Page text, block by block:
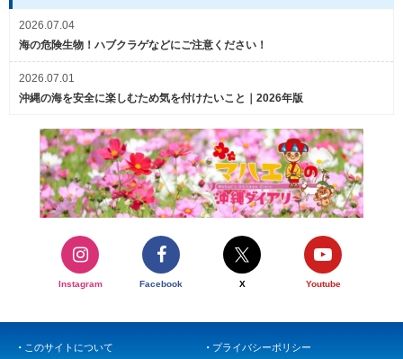
2026.07.04
海の危険生物！ハブクラゲなどにご注意ください！
2026.07.01
沖縄の海を安全に楽しむため気を付けたいこと｜2026年版
Instagram Facebook X Youtube
このサイトについて プライバシーポリシー